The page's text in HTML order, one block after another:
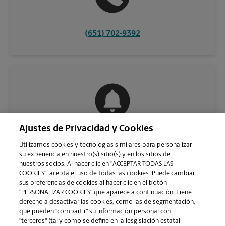
(651) 702-9392
Ajustes de Privacidad y Cookies
Utilizamos cookies y tecnologías similares para personalizar
su experiencia en nuestro(s) sitio(s) y en los sitios de
nuestros socios. Al hacer clic en "ACCEPTAR TODAS LAS
COOKIES", acepta el uso de todas las cookies. Puede cambiar
sus preferencias de cookies al hacer clic en el botón
"PERSONALIZAR COOKIES" que aparece a continuación. Tiene
derecho a desactivar las cookies, como las de segmentación,
que pueden "compartir" su información personal con
"terceros" (tal y como se define en la lesgislación estatal